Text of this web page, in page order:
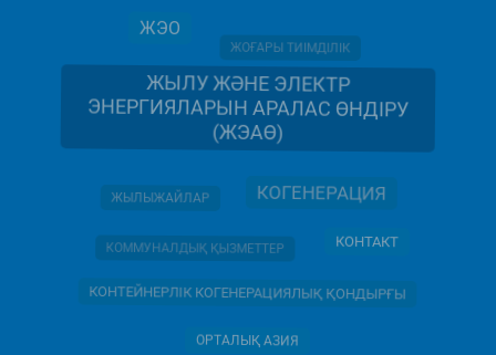
ЖЭО
ЖОҒАРЫ ТИІМДІЛІК
ЖЫЛУ ЖӘНЕ ЭЛЕКТР
ЭНЕРГИЯЛАРЫН АРАЛАС ӨНДІРУ
(ЖЭАӨ)
ЖЫЛЫЖАЙЛАР КОГЕНЕРАЦИЯ
КОММУНАЛДЫҚ ҚЫЗМЕТТЕР КОНТАКТ
КОНТЕЙНЕРЛІК КОГЕНЕРАЦИЯЛЫҚ ҚОНДЫРҒЫ
ОРТАЛЫҚ АЗИЯ